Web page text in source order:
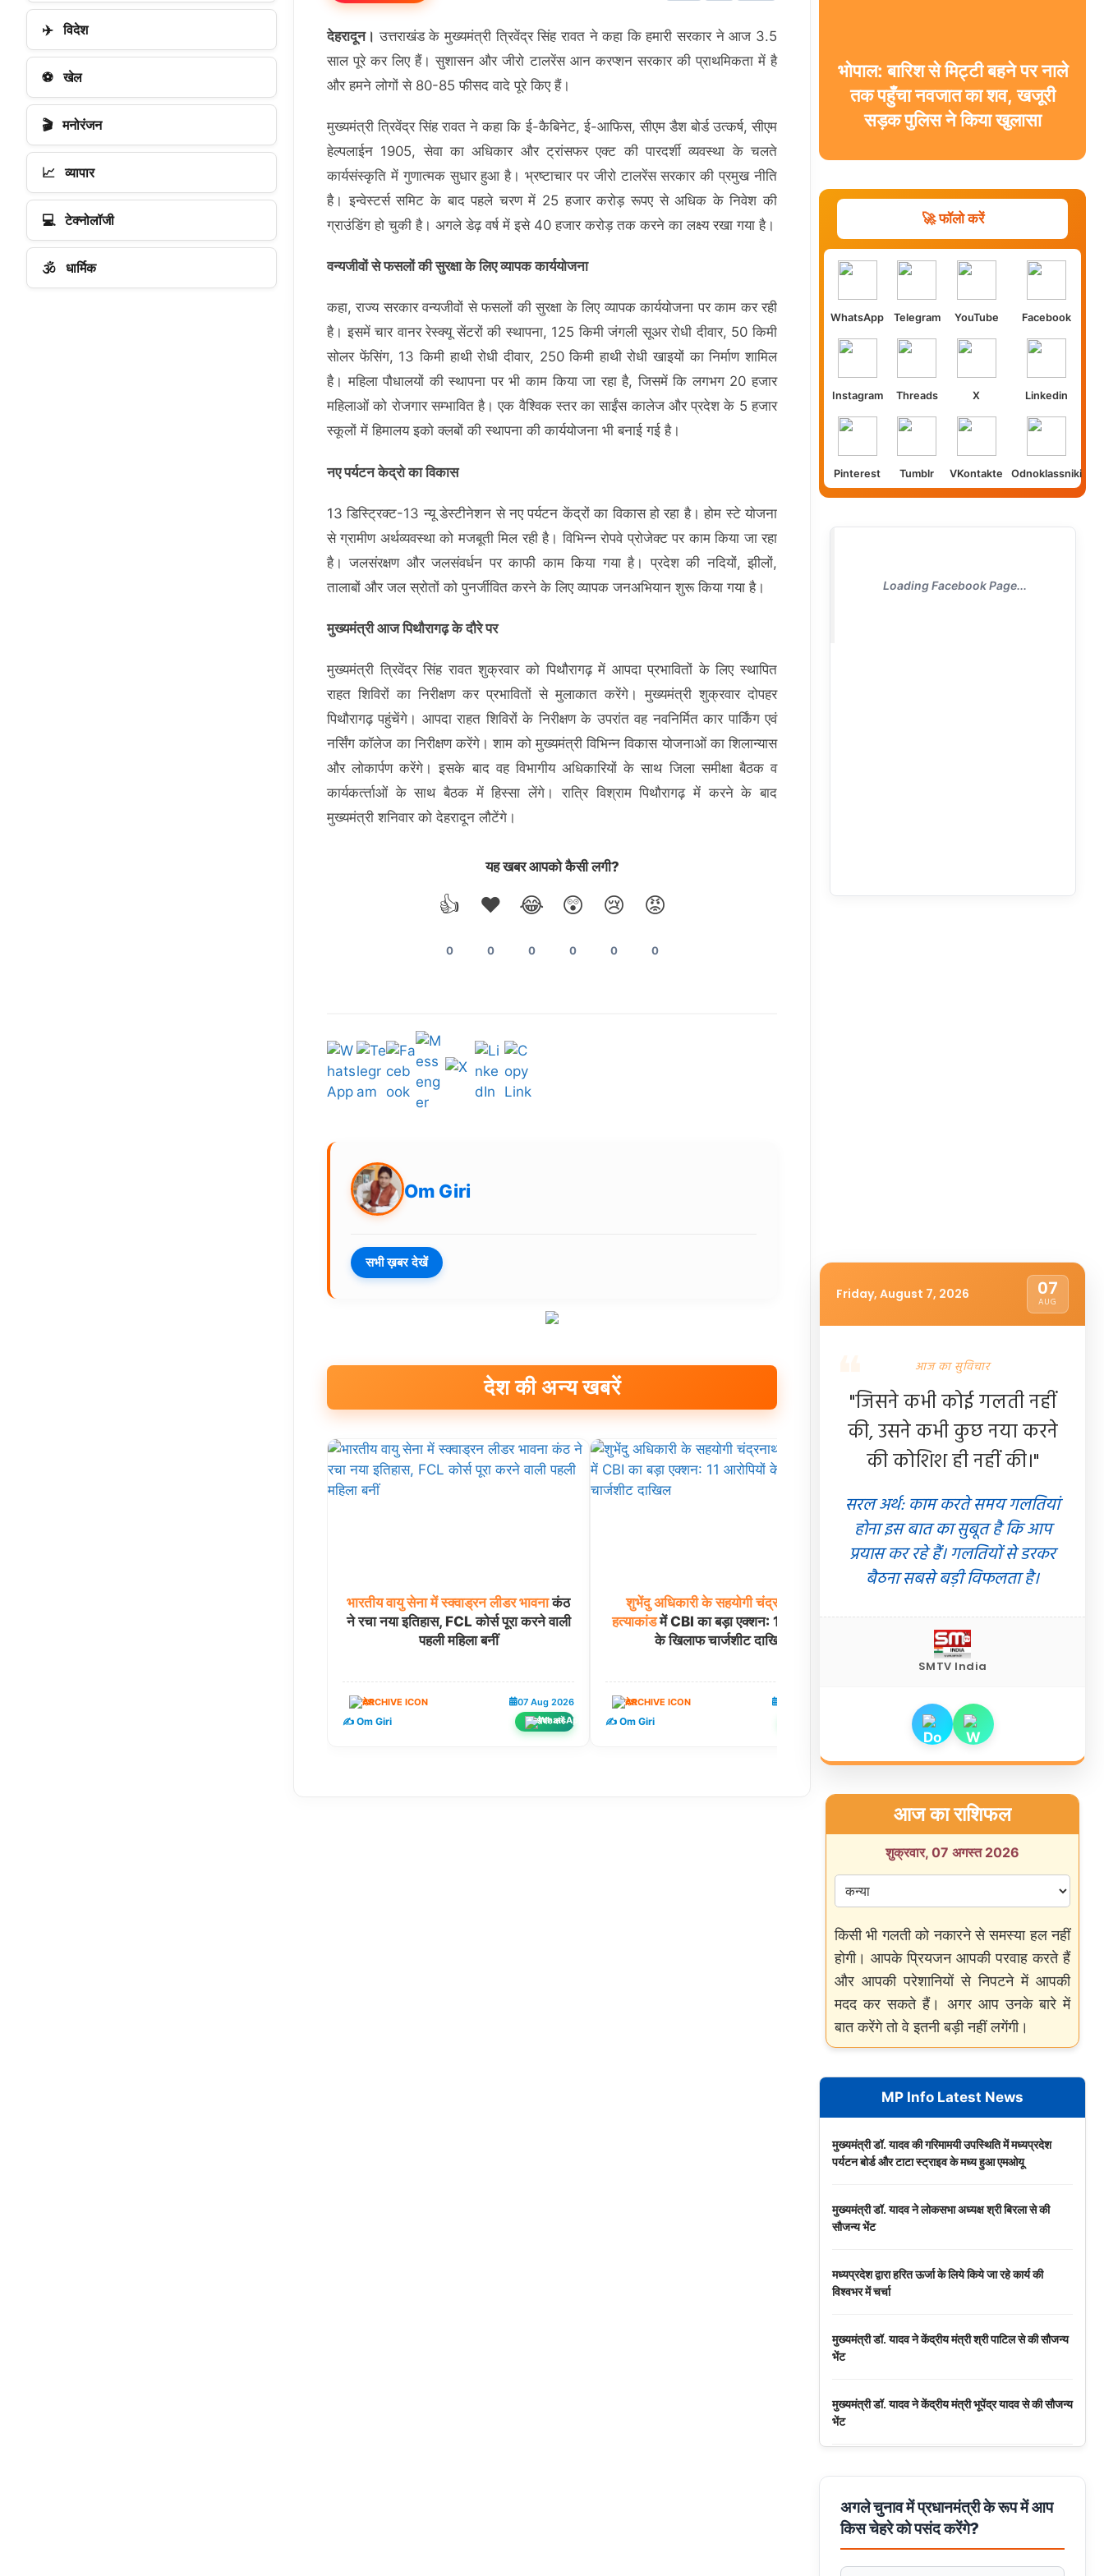
देहरादून। उत्तराखंड के मुख्यमंत्री त्रिवेंद्र सिंह रावत ने कहा कि हमारी सरकार ने आज 3.5
साल पूरे कर लिए हैं। सुशासन और जीरो टालरेंस आन करप्शन सरकार की प्राथमिकता में है
और हमने लोगों से 80-85 फीसद वादे पूरे किए हैं।
मुख्यमंत्री त्रिवेंद्र सिंह रावत ने कहा कि ई-कैबिनेट, ई-आफिस, सीएम डैश बोर्ड उत्कर्ष, सीएम
हेल्पलाईन 1905, सेवा का अधिकार और ट्रांसफर एक्ट की पारदर्शी व्यवस्था के चलते
कार्यसंस्कृति में गुणात्मक सुधार हुआ है। भ्रष्टाचार पर जीरो टालरेंस सरकार की प्रमुख नीति
है। इन्वेस्टर्स समिट के बाद पहले चरण में 25 हजार करोड़ रूपए से अधिक के निवेश की
ग्राउंडिंग हो चुकी है। अगले डेढ़ वर्ष में इसे 40 हजार करोड़ तक करने का लक्ष्य रखा गया है।
वन्यजीवों से फसलों की सुरक्षा के लिए व्यापक कार्ययोजना
कहा, राज्य सरकार वन्यजीवों से फसलों की सुरक्षा के लिए व्यापक कार्ययोजना पर काम कर रही
है। इसमें चार वानर रेस्क्यू सेंटरों की स्थापना, 125 किमी जंगली सूअर रोधी दीवार, 50 किमी
सोलर फेंसिंग, 13 किमी हाथी रोधी दीवार, 250 किमी हाथी रोधी खाइयों का निर्माण शामिल
है। महिला पौधालयों की स्थापना पर भी काम किया जा रहा है, जिसमें कि लगभग 20 हजार
महिलाओं को रोजगार सम्भावित है। एक वैश्विक स्तर का साईंस कालेज और प्रदेश के 5 हजार
स्कूलों में हिमालय इको क्लबों की स्थापना की कार्ययोजना भी बनाई गई है।
नए पर्यटन केद्रो का विकास
13 डिस्ट्रिक्ट-13 न्यू डेस्टीनेशन से नए पर्यटन केंद्रों का विकास हो रहा है। होम स्टे योजना
से ग्रामीण अर्थव्यवस्था को मजबूती मिल रही है। विभिन्न रोपवे प्रोजेक्ट पर काम किया जा रहा
है। जलसंरक्षण और जलसंवर्धन पर काफी काम किया गया है। प्रदेश की नदियों, झीलों,
तालाबों और जल स्रोतों को पुनर्जीवित करने के लिए व्यापक जनअभियान शुरू किया गया है।
मुख्यमंत्री आज पिथौरागढ़ के दौरे पर
मुख्यमंत्री त्रिवेंद्र सिंह रावत शुक्रवार को पिथौरागढ़ में आपदा प्रभावितों के लिए स्थापित
राहत शिविरों का निरीक्षण कर प्रभावितों से मुलाकात करेंगे। मुख्यमंत्री शुक्रवार दोपहर
पिथौरागढ़ पहुंचेंगे। आपदा राहत शिविरों के निरीक्षण के उपरांत वह नवनिर्मित कार पार्किंग एवं
नर्सिंग कॉलेज का निरीक्षण करेंगे। शाम को मुख्यमंत्री विभिन्न विकास योजनाओं का शिलान्यास
और लोकार्पण करेंगे। इसके बाद वह विभागीय अधिकारियों के साथ जिला समीक्षा बैठक व
कार्यकर्त्‍ताओं के साथ बैठक में हिस्सा लेंगे। रात्रि विश्राम पिथौरागढ़ में करने के बाद
मुख्यमंत्री शनिवार को देहरादून लौटेंगे।
यह खबर आपको कैसी लगी?
👍
0
❤️
0
😂
0
😲
0
😢
0
😡
0
Om Giri
सभी ख़बर देखें
देश की अन्य खबरें
भारतीय वायु सेना में स्क्वाड्रन लीडर भावनाकंठ
ने रचा नया इतिहास, FCL कोर्स पूरा करने वाली
पहली महिला बनीं
देश 07 Aug 2026
✍️ Om Giri शेयर करें
शुभेंदु अधिकारी के सहयोगी चंद्रनाथ
हत्याकांडमें CBI का बड़ा एक्शन: 11 आरोपियों
के खिलाफ चार्जशीट दाखिल
देश
✍️ Om Giri
गोत्रकी सीमाएं! जानें योगी सरकार में कैसे बनी
सामाजिक समरसता की मिसाल
✍️ Om Giri
✈️ विदेश
⚽ खेल
🎬 मनोरंजन
📈 व्यापार
💻 टेक्नोलॉजी
🕉️ धार्मिक
भोपाल: बारिश से मिट्टी बहने पर नाले
तक पहुँचा नवजात का शव, खजूरी
सड़क पुलिस ने किया खुलासा
🚀 फॉलो करें
WhatsApp Telegram YouTube Facebook
Instagram Threads X Linkedin
Pinterest Tumblr VKontakte Odnoklassniki
Loading Facebook Page...
Friday, August 7, 2026 07
AUG
आज का सुविचार
"जिसने कभी कोई गलती नहीं
की, उसने कभी कुछ नया करने
की कोशिश ही नहीं की।"
सरल अर्थ: काम करते समय गलतियां
होना इस बात का सुबूत है कि आप
प्रयास कर रहे हैं। गलतियों से डरकर
बैठना सबसे बड़ी विफलता है।
SMTV India
आज का राशिफल
शुक्रवार, 07 अगस्त 2026
किसी भी गलती को नकारने से समस्या हल नहीं
होगी। आपके प्रियजन आपकी परवाह करते हैं
और आपकी परेशानियों से निपटने में आपकी
मदद कर सकते हैं। अगर आप उनके बारे में
बात करेंगे तो वे इतनी बड़ी नहीं लगेंगी।
MP Info Latest News
मुख्यमंत्री डॉ. यादव की गरिमामयी उपस्थिति में मध्यप्रदेश
पर्यटन बोर्ड और टाटा स्ट्राइव के मध्य हुआ एमओयू
मुख्यमंत्री डॉ. यादव ने लोकसभा अध्यक्ष श्री बिरला से की
सौजन्य भेंट
मध्यप्रदेश द्वारा हरित ऊर्जा के लिये किये जा रहे कार्य की
विश्वभर में चर्चा
मुख्यमंत्री डॉ. यादव ने केंद्रीय मंत्री श्री पाटिल से की सौजन्य
भेंट
मुख्यमंत्री डॉ. यादव ने केंद्रीय मंत्री भूपेंद्र यादव से की सौजन्य
भेंट
मुख्यमंत्री डॉ. यादव की जनोन्मुखी पहल
अगले चुनाव में प्रधानमंत्री के रूप में आप
किस चेहरे को पसंद करेंगे?